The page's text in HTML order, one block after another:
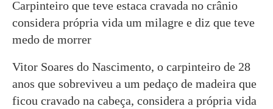
Carpinteiro que teve estaca cravada no crânio
considera própria vida um milagre e diz que teve
medo de morrer
Vitor Soares do Nascimento, o carpinteiro de 28
anos que sobreviveu a um pedaço de madeira que
ficou cravado na cabeça, considera a própria vida